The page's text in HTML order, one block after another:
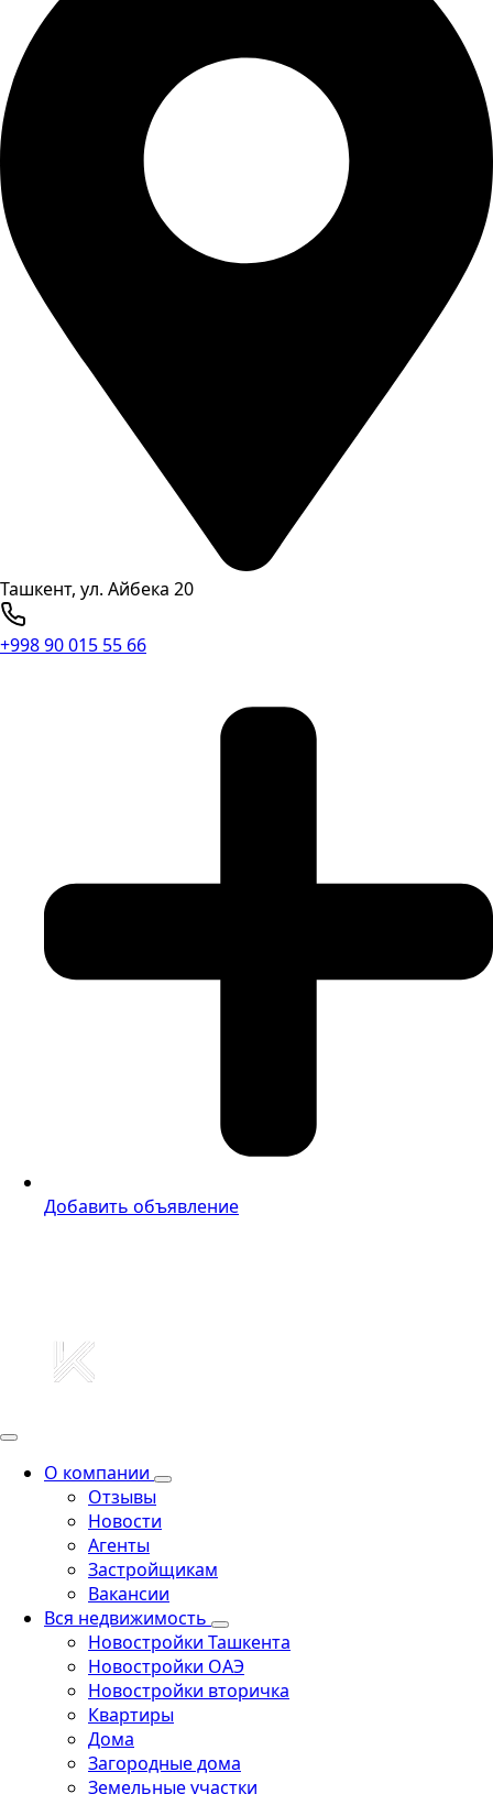
Ташкент, ул. Айбека 20
+998 90 015 55 66
Добавить объявление
О компании
Отзывы
Новости
Агенты
Застройщикам
Вакансии
Вся недвижимость
Новостройки Ташкента
Новостройки ОАЭ
Новостройки вторичка
Квартиры
Дома
Загородные дома
Земельные участки